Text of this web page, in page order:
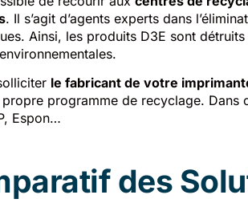
. Il s’agit d’agents experts dans
Ainsi, les produits D3E sont
le fabricant de votre
programme de recyclage. Dans
Espon…
des